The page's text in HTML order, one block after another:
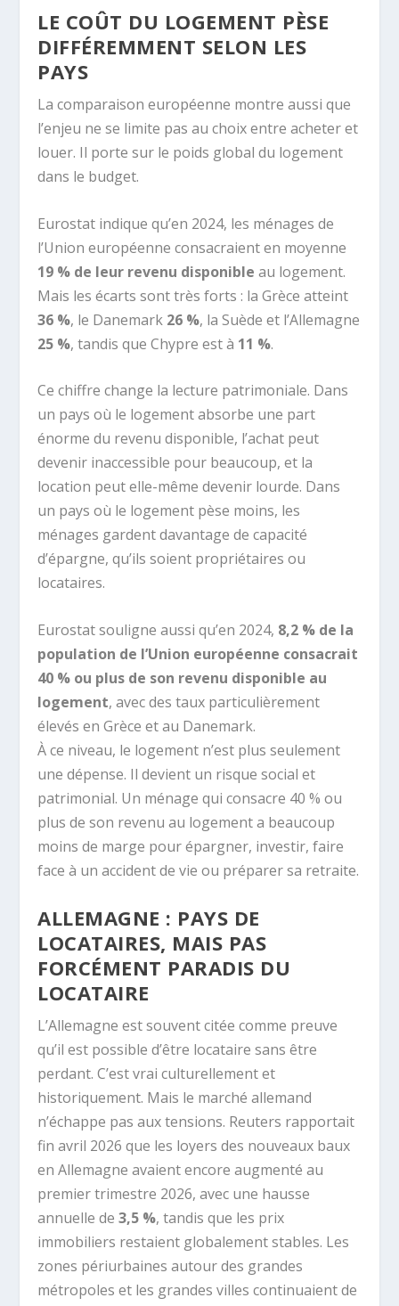
LE COÛT DU LOGEMENT PÈSE
DIFFÉREMMENT SELON LES
PAYS
La comparaison européenne montre aussi que
l’enjeu ne se limite pas au choix entre acheter et
louer. Il porte sur le poids global du logement
dans le budget.
Eurostat indique qu’en 2024, les ménages de
l’Union européenne consacraient en moyenne
19 % de leur revenu disponible au logement.
Mais les écarts sont très forts : la Grèce atteint
36 %, le Danemark 26 %, la Suède et l’Allemagne
25 %, tandis que Chypre est à 11 %.
Ce chiffre change la lecture patrimoniale. Dans
un pays où le logement absorbe une part
énorme du revenu disponible, l’achat peut
devenir inaccessible pour beaucoup, et la
location peut elle-même devenir lourde. Dans
un pays où le logement pèse moins, les
ménages gardent davantage de capacité
d’épargne, qu’ils soient propriétaires ou
locataires.
Eurostat souligne aussi qu’en 2024, 8,2 % de la
population de l’Union européenne consacrait
40 % ou plus de son revenu disponible au
logement, avec des taux particulièrement
élevés en Grèce et au Danemark.
À ce niveau, le logement n’est plus seulement
une dépense. Il devient un risque social et
patrimonial. Un ménage qui consacre 40 % ou
plus de son revenu au logement a beaucoup
moins de marge pour épargner, investir, faire
face à un accident de vie ou préparer sa retraite.
ALLEMAGNE : PAYS DE
LOCATAIRES, MAIS PAS
FORCÉMENT PARADIS DU
LOCATAIRE
L’Allemagne est souvent citée comme preuve
qu’il est possible d’être locataire sans être
perdant. C’est vrai culturellement et
historiquement. Mais le marché allemand
n’échappe pas aux tensions. Reuters rapportait
fin avril 2026 que les loyers des nouveaux baux
en Allemagne avaient encore augmenté au
premier trimestre 2026, avec une hausse
annuelle de3,5 %, tandis que les prix
immobiliers restaient globalement stables. Les
zones périurbaines autour des grandes
métropoles et les grandes villes continuaient de